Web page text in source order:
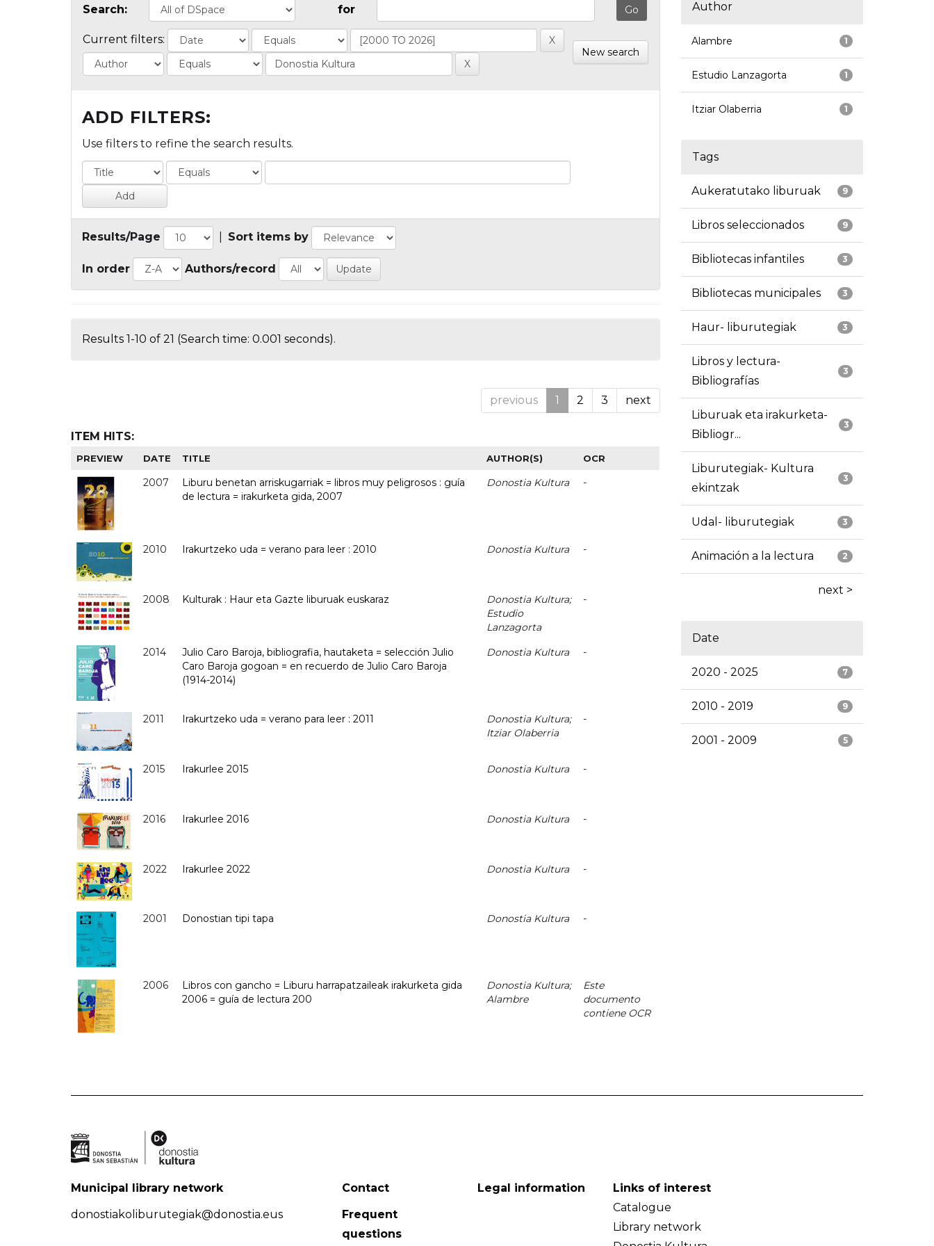
Search: for
Current filters:
New search
ADD FILTERS:
Use filters to refine the search results.
Results/Page Sort items by
In order Authors/record
Results 1-10 of 21 (Search time: 0.001 seconds).
previous 1 2 3 next
ITEM HITS:
PREVIEW DATE TITLE AUTHOR(S) OCR
2007
Liburu benetan arriskugarriak = libros muy peligrosos : guía
de lectura = irakurketa gida, 2007
Donostia Kultura -
2010 Irakurtzeko uda = verano para leer : 2010 Donostia Kultura -
2008 Kulturak : Haur eta Gazte liburuak euskaraz
Donostia Kultura;
Estudio
Lanzagorta
-
2014
Julio Caro Baroja, bibliografia, hautaketa = selección Julio
Caro Baroja gogoan = en recuerdo de Julio Caro Baroja
(1914-2014)
Donostia Kultura -
2011 Irakurtzeko uda = verano para leer : 2011
Donostia Kultura;
Itziar Olaberria
-
2015 Irakurlee 2015 Donostia Kultura -
2016 Irakurlee 2016 Donostia Kultura -
2022 Irakurlee 2022 Donostia Kultura -
2001 Donostian tipi tapa Donostia Kultura -
2006
Libros con gancho = Liburu harrapatzaileak irakurketa gida
2006 = guía de lectura 200
Donostia Kultura;
Alambre
Este
documento
contiene OCR
Author
1
Alambre
1
Estudio Lanzagorta
1
Itziar Olaberria
Tags
9
Aukeratutako liburuak
9
Libros seleccionados
3
Bibliotecas infantiles
3
Bibliotecas municipales
3
Haur- liburutegiak
3
Libros y lectura-
Bibliografías
3
Liburuak eta irakurketa-
Bibliogr...
3
Liburutegiak- Kultura
ekintzak
3
Udal- liburutegiak
2
Animación a la lectura
next >
Date
7
2020 - 2025
9
2010 - 2019
5
2001 - 2009
Municipal library network
donostiakoliburutegiak@donostia.eus
Contact
Frequent
questions
Legal information
Links of interest
Catalogue
Library network